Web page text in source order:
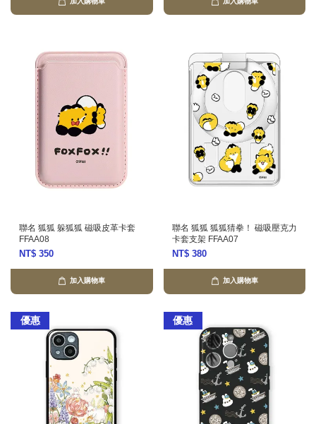
聯名 狐狐 躲狐狐 磁吸皮革卡套
FFAA08
NT$ 350
加入購物車
聯名 狐狐 狐狐猜拳！ 磁吸壓克力
卡套支架 FFAA07
NT$ 380
加入購物車
優惠 優惠